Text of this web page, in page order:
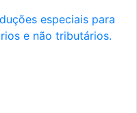
especiais para
e não tributários.